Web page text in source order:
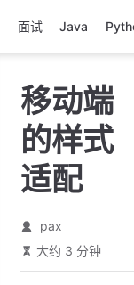
面试 Java
移动端
的样式
适配
pax
大约 3 分钟